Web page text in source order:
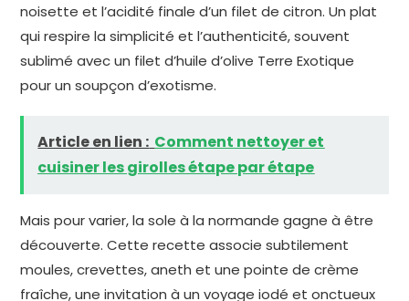
noisette et l’acidité finale d’un filet de citron. Un plat
qui respire la simplicité et l’authenticité, souvent
sublimé avec un filet d’huile d’olive Terre Exotique
pour un soupçon d’exotisme.
Article en lien : Comment nettoyer et
cuisiner les girolles étape par étape
Mais pour varier, la sole à la normande gagne à être
découverte. Cette recette associe subtilement
moules, crevettes, aneth et une pointe de crème
fraîche, une invitation à un voyage iodé et onctueux